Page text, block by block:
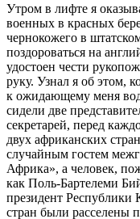
Утром в лифте я
военных в красных
чернокожего в
поздороваться на
удостоен чести
руку. Узнал я об этом,
к ожидающему меня
сидели две
секретарей, перед
двух африканских
случайным гостем
Африка», а человек,
как Поль-Бартелеми
президент
стран были расселены